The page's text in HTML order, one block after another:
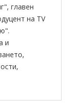
главен
на TV
и